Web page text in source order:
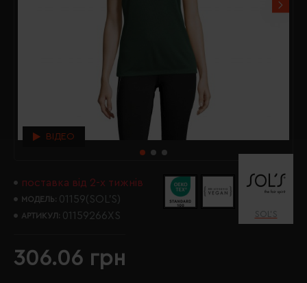
ВІДЕО
поставка від 2-х тижнів
МОДЕЛЬ: 01159(SOL’S)
АРТИКУЛ: 01159266XS SOL’S
306.06 грн